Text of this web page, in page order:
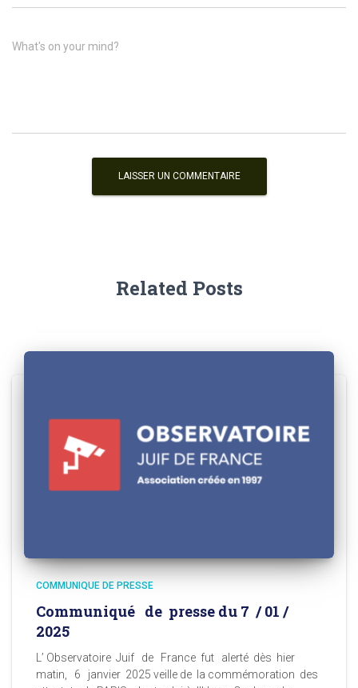
What's on your mind?
Related Posts
COMMUNIQUE DE PRESSE
Communiqué de presse du 7 / 01 /
2025
L’ Observatoire Juif de France fut alerté dès hier
matin, 6 janvier 2025 veille de la commémoration des